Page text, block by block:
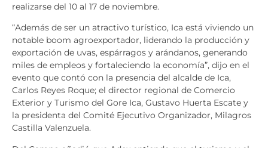
realizarse del 10 al 17 de noviembre.
“Además de ser un atractivo turístico, Ica está viviendo un
notable boom agroexportador, liderando la producción y
exportación de uvas, espárragos y arándanos, generando
miles de empleos y fortaleciendo la economía”, dijo en el
evento que contó con la presencia del alcalde de Ica,
Carlos Reyes Roque; el director regional de Comercio
Exterior y Turismo del Gore Ica, Gustavo Huerta Escate y
la presidenta del Comité Ejecutivo Organizador, Milagros
Castilla Valenzuela.